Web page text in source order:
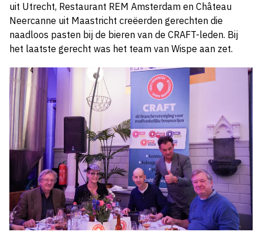
uit Utrecht, Restaurant REM Amsterdam en Château
Neercanne uit Maastricht creëerden gerechten die
naadloos pasten bij de bieren van de CRAFT-leden. Bij
het laatste gerecht was het team van Wispe aan zet.